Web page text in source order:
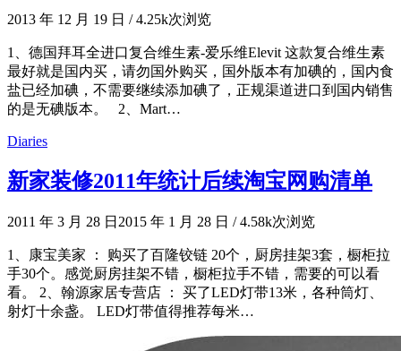
2013 年 12 月 19 日 /4.25k次浏览
1、德国拜耳全进口复合维生素-爱乐维Elevit 这款复合维生素
最好就是国内买，请勿国外购买，国外版本有加碘的，国内食
盐已经加碘，不需要继续添加碘了，正规渠道进口到国内销售
的是无碘版本。 2、Mart…
Diaries
新家装修2011年统计后续淘宝网购清单
2011 年 3 月 28 日 2015 年 1 月 28 日 /4.58k次浏览
1、康宝美家 ： 购买了百隆铰链 20个，厨房挂架3套，橱柜拉
手30个。感觉厨房挂架不错，橱柜拉手不错，需要的可以看
看。 2、翰源家居专营店 ： 买了LED灯带13米，各种筒灯、
射灯十余盏。 LED灯带值得推荐每米…